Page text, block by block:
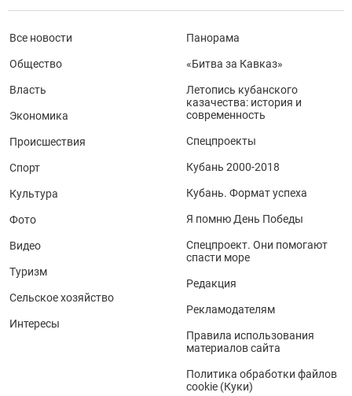
Все новости
Общество
Власть
Экономика
Происшествия
Спорт
Культура
Фото
Видео
Туризм
Сельское хозяйство
Интересы
Панорама
«Битва за Кавказ»
Летопись кубанского
казачества: история и
современность
Спецпроекты
Кубань 2000-2018
Кубань. Формат успеха
Я помню День Победы
Спецпроект. Они помогают
спасти море
Редакция
Рекламодателям
Правила использования
материалов сайта
Политика обработки файлов
cookie (Куки)